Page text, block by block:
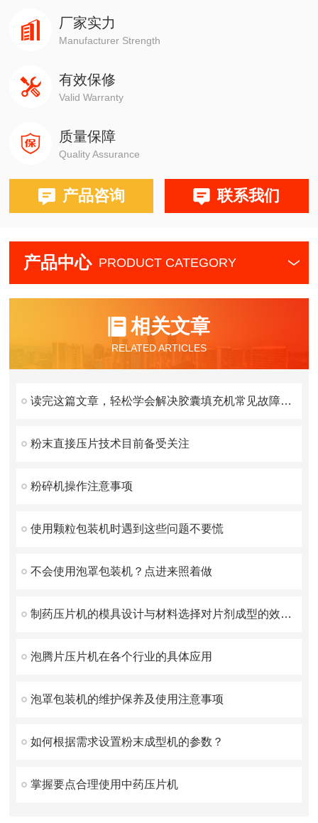
厂家实力
Manufacturer Strength
有效保修
Valid Warranty
质量保障
Quality Assurance
产品咨询 联系我们
产品中心 PRODUCT CATEGORY
相关文章
RELATED ARTICLES
读完这篇文章，轻松学会解决胶囊填充机常见故障的方法
粉末直接压片技术目前备受关注
粉碎机操作注意事项
使用颗粒包装机时遇到这些问题不要慌
不会使用泡罩包装机？点进来照着做
制药压片机的模具设计与材料选择对片剂成型的效果影响
泡腾片压片机在各个行业的具体应用
泡罩包装机的维护保养及使用注意事项
如何根据需求设置粉末成型机的参数？
掌握要点合理使用中药压片机